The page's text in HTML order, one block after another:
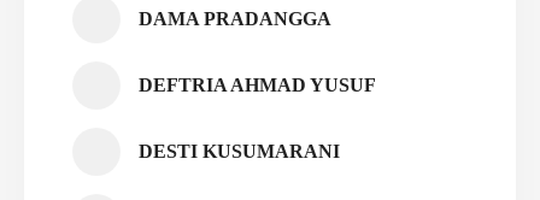
DAMA PRADANGGA
DEFTRIA AHMAD YUSUF
DESTI KUSUMARANI